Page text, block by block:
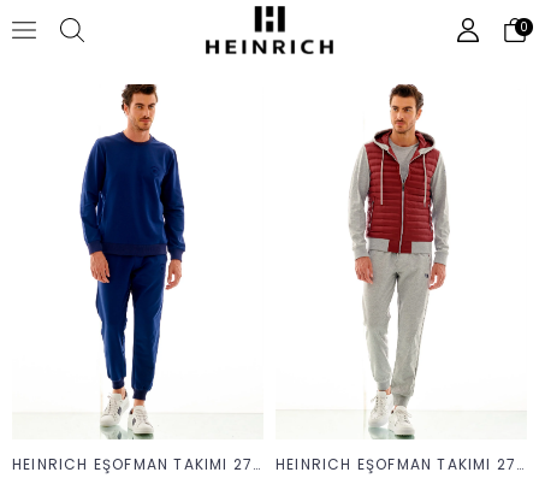
0
HEINRICH EŞOFMAN TAKIMI 2711 DÜZ K23
HEINRICH EŞOFMAN TAKIMI 2710